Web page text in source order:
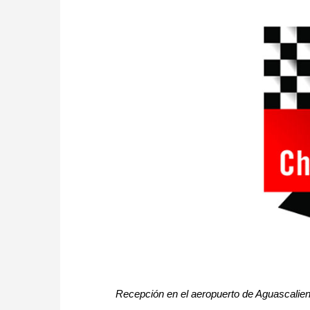
Recepción en el aeropuerto de